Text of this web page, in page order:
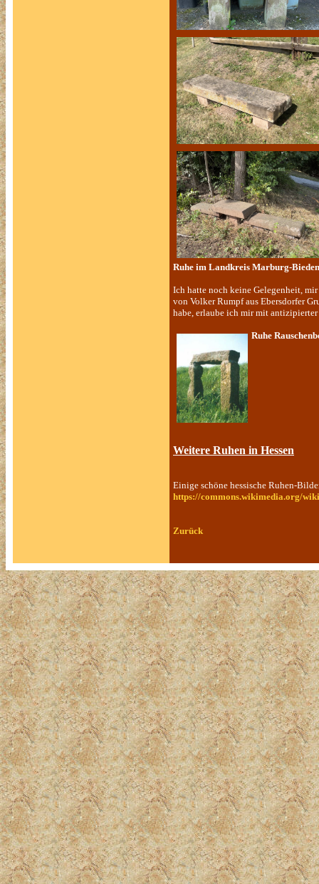
Ruhe im Landkreis Marburg-
Ich hatte noch keine Gelegenheit,
von Volker Rumpf aus Ebersdorfer
habe, erlaube ich mir mit
Ruhe
Weitere Ruhen in Hessen
Einige schöne hessische Ruhen-
https://commons.wikimedia.org/
Zurück